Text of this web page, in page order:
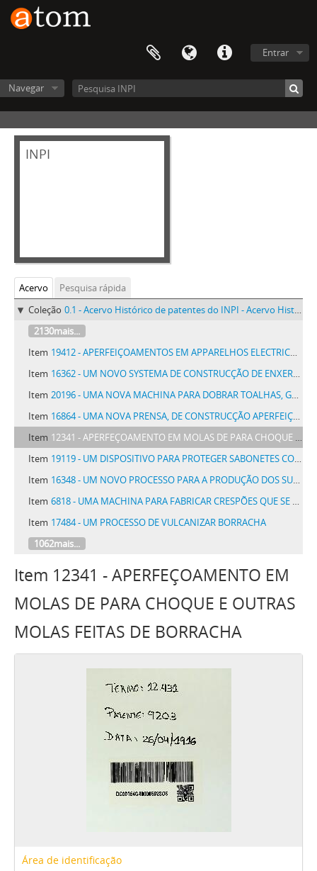
Entrar
Navegar
INPI
Acervo
Pesquisa rápida
Coleção 0.1 - Acervo Histórico de patentes do INPI - Acervo Histórico de patentes do INPI
2130mais...
Item 19412 - APERFEIÇOAMENTOS EM APPARELHOS ELECTRICOS DE IGNIÇÃO
Item 16362 - UM NOVO SYSTEMA DE CONSTRUCÇÃO DE ENXERGÃO DE ARAME PARA CAMAS
Item 20196 - UMA NOVA MACHINA PARA DOBRAR TOALHAS, GUARDANAPOS E OUTROS PANNOS LISOS, DENOMINADA DOBRADOURA 7 DE SETEMBRO
Item 16864 - UMA NOVA PRENSA, DE CONSTRUCÇÃO APERFEIÇOADA
Item 12341 - APERFEÇOAMENTO EM MOLAS DE PARA CHOQUE E OUTRAS MOLAS FEITAS DE BORRACHA
Item 19119 - UM DISPOSITIVO PARA PROTEGER SABONETES CONTRA A HUMIDADE
Item 16348 - UM NOVO PROCESSO PARA A PRODUÇÃO DOS SULFO-DERIVADOS DO ACIDO SEBACINICO E ACIDO RICINOLICO EM FORMA SOLIDA E NEUTRA, LIGANDO TODO O METHYLEXYLCARBINOL QUE DAHI SE DESENVOLVE, DENOMINADO SEBACOL
Item 6818 - UMA MACHINA PARA FABRICAR CRESPÕES QUE SE USAM NO PENTEADO DAS SENHORAS
Item 17484 - UM PROCESSO DE VULCANIZAR BORRACHA
1062mais...
Item 12341 - APERFEÇOAMENTO EM
MOLAS DE PARA CHOQUE E OUTRAS
MOLAS FEITAS DE BORRACHA
Área de identificação